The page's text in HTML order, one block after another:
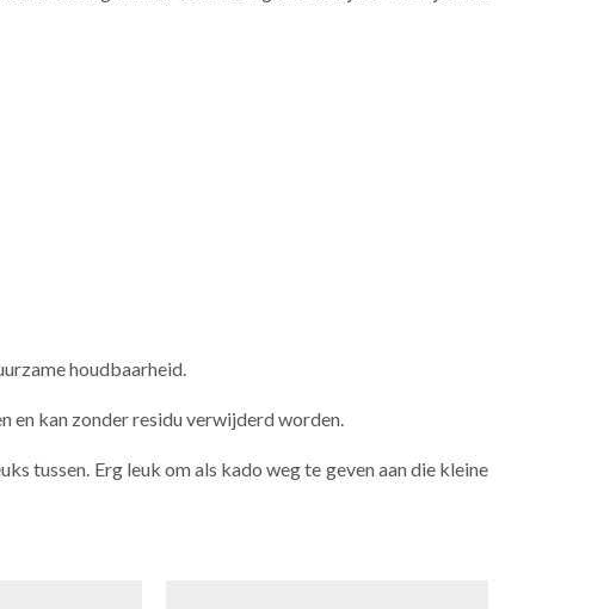
houdbaarheid.
en kan zonder residu verwijderd worden.
tussen. Erg leuk om als kado weg te geven aan die kleine